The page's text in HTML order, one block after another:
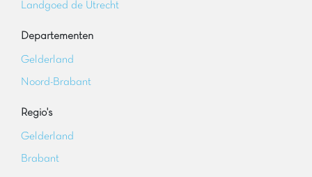
Landgoed de Utrecht
Departementen
Gelderland
Noord-Brabant
Regio's
Gelderland
Brabant